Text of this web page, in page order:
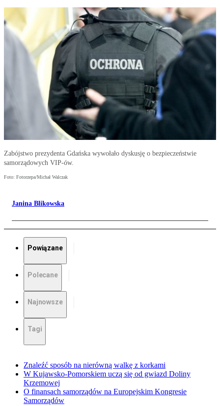
Zabójstwo prezydenta Gdańska wywołało dyskusję o bezpieczeństwie
samorządowych VIP-ów.
Foto: Fotorzepa/Michał Walczak
Janina Blikowska
Powiązane
Polecane
Najnowsze
Tagi
Znaleźć sposób na nierówną walkę z korkami
W Kujawsko-Pomorskiem uczą się od gwiazd Doliny
Krzemowej
O finansach samorządów na Europejskim Kongresie
Samorządów